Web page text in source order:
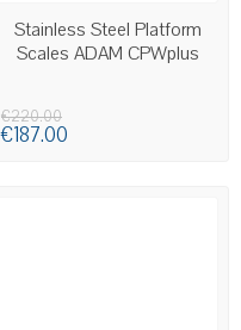
Stainless Steel Platform
Scales ADAM CPWplus
€220.00
€187.00